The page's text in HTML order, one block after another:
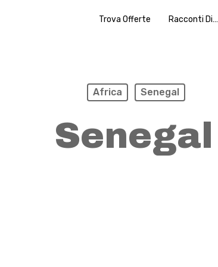
Trova Offerte Racconti Di…
Africa Senegal
Senegal